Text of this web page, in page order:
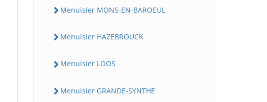
Menuisier MONS-EN-BAROEUL
Menuisier HAZEBROUCK
Menuisier LOOS
Menuisier GRANDE-SYNTHE